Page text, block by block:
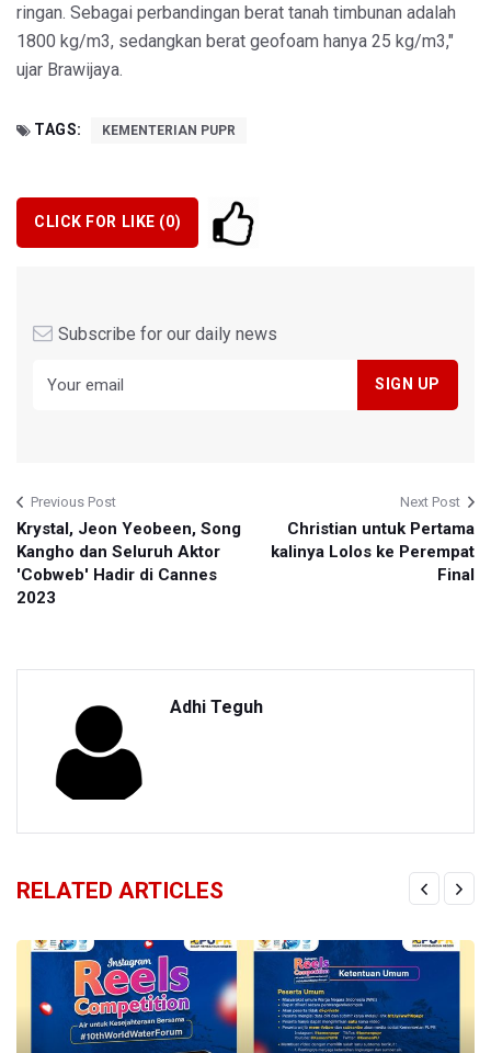
ringan. Sebagai perbandingan berat tanah timbunan adalah
1800 kg/m3, sedangkan berat geofoam hanya 25 kg/m3,"
ujar Brawijaya.
TAGS: KEMENTERIAN PUPR
CLICK FOR LIKE (0)
Subscribe for our daily news
Previous Post
Krystal, Jeon Yeobeen, Song
Kangho dan Seluruh Aktor
'Cobweb' Hadir di Cannes
2023
Next Post
Christian untuk Pertama
kalinya Lolos ke Perempat
Final
Adhi Teguh
RELATED ARTICLES